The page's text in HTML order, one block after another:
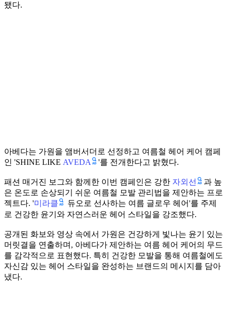
됐다.
아베다는 가원을 앰버서더로 선정하고 여름철 헤어 케어 캠페
인 'SHINE LIKE AVEDA '를 전개한다고 밝혔다.
패션 매거진 보그와 함께한 이번 캠페인은 강한 자외선
과 높
은 온도로 손상되기 쉬운 여름철 모발 관리법을 제안하는 프로
젝트다. '미라클
듀오로 선사하는 여름 글로우 헤어'를 주제
로 건강한 윤기와 자연스러운 헤어 스타일을 강조했다.
공개된 화보와 영상 속에서 가원은 건강하게 빛나는 윤기 있는
머릿결을 연출하며, 아베다가 제안하는 여름 헤어 케어의 무드
를 감각적으로 표현했다. 특히 건강한 모발을 통해 여름철에도
자신감 있는 헤어 스타일을 완성하는 브랜드의 메시지를 담아
냈다.